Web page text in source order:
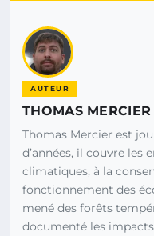
AUTEUR
THOMAS MERCIER
Thomas Mercier est
d’années, il couvre les
climatiques, à la
fonctionnement des
mené des forêts
documenté les